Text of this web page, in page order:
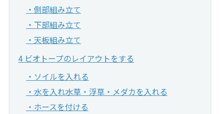
・側部組み立て
・下部組み立て
・天板組み立て
4 ビオトープのレイアウトをする
・ソイルを入れる
・水を入れ水草・浮草・メダカを入れる
・ホースを付ける